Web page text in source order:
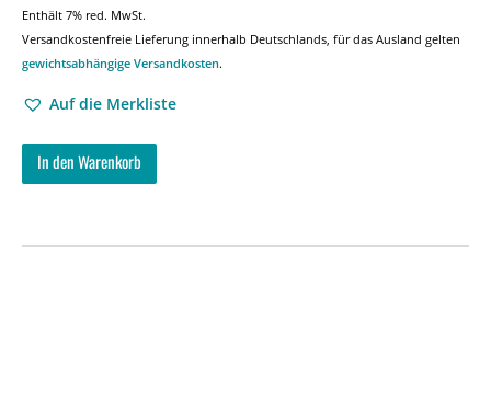
Enthält 7% red. MwSt.
Versandkostenfreie Lieferung innerhalb Deutschlands, für das Ausland gelten
gewichtsabhängige Versandkosten.
Auf die Merkliste
In den Warenkorb